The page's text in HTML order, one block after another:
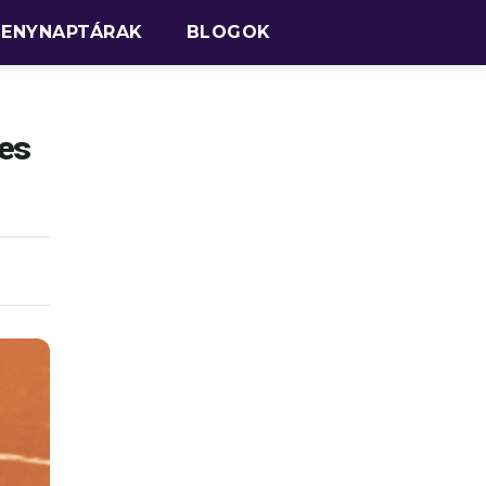
BLOGOK